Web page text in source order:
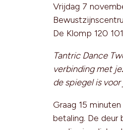
Vrijdag 7
De Klomp 120
Tantric Dance
verbinding met
de spiegel is
Graag 15
betaling. De deur